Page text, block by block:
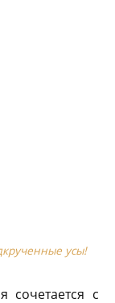
усы!
сочетается с